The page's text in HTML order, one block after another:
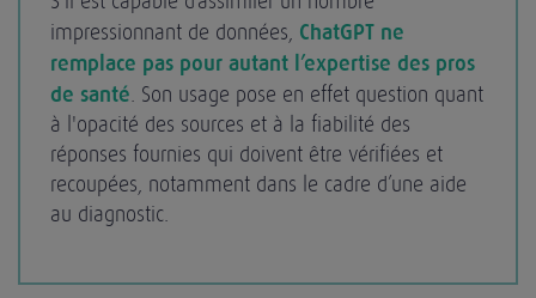
impressionnant de données, ChatGPT ne
remplace pas pour autant l’expertise des pros
de santé. Son usage pose en effet question quant
à l'opacité des sources et à la fiabilité des
réponses fournies qui doivent être vérifiées et
recoupées, notamment dans le cadre d’une aide
au diagnostic.